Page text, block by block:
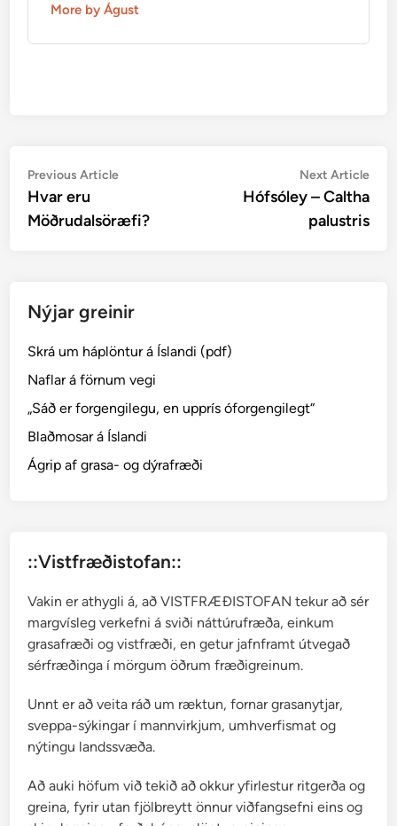
More by Águst
Post
navigation
Previous ArticlePrevious
Hvar eru
Möðrudalsöræfi?
Next Article
Hófsóley – Caltha
palustris
Nýjar greinir
Skrá um háplöntur á Íslandi (pdf)
Naflar á förnum vegi
„Sáð er forgengilegu, en upprís óforgengilegt“
Blaðmosar á Íslandi
Ágrip af grasa- og dýrafræði
::Vistfræðistofan::
Vakin er athygli á, að VISTFRÆÐISTOFAN tekur að sér
margvísleg verkefni á sviði náttúrufræða, einkum
grasafræði og vistfræði, en getur jafnframt útvegað
sérfræðinga í mörgum öðrum fræðigreinum.
Unnt er að veita ráð um ræktun, fornar grasanytjar,
sveppa-sýkingar í mannvirkjum, umhverfismat og
nýtingu landssvæða.
Að auki höfum við tekið að okkur yfirlestur ritgerða og
greina, fyrir utan fjölbreytt önnur viðfangsefni eins og